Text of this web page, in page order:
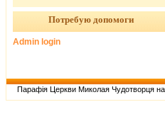
Потребую допомоги
Admin login
Парафія Церкви Миколая Чудотворця на